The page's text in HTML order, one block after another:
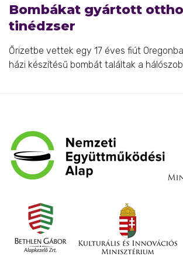
Bombákat gyártott
tinédzser
Őrizetbe vettek egy 17 éves fiút
házi készítésű bombát találtak a